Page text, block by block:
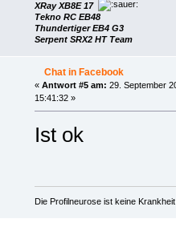
XRay XB8E 17
Tekno RC EB48
Thundertiger EB4 G3
Serpent SRX2 HT Team
Chat in Facebook
« Antwort #5 am: 29. September
15:41:32 »
Ist ok
Die Profilneurose ist keine